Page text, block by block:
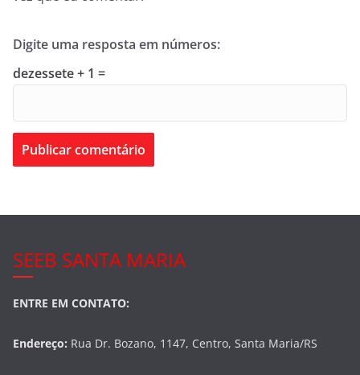
Digite uma resposta em números:
dezessete + 1 =
SEEB SANTA MARIA
ENTRE EM CONTATO:
Endereço: Rua Dr. Bozano, 1147, Centro, Santa Maria/RS